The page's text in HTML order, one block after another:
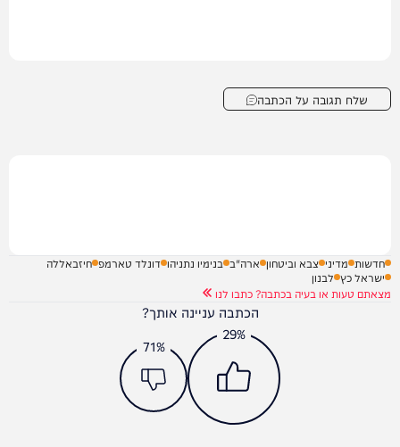
שלח תגובה על הכתבה
חדשות מדיני צבא וביטחון ארה"ב בנימיו נתניהו דונלד טארמפ חיזבאללה
ישראל כץ לבנון
מצאתם טעות או בעיה בכתבה? כתבו לנו
הכתבה עניינה אותך?
29%
71%